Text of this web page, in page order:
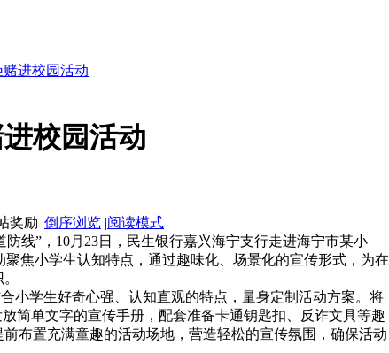
进校园活动
校园活动
|倒序浏览 |阅读模式
线”，10月23日，民生银行嘉兴海宁支行走进海宁市某小
焦小学生认知特点，通过趣味化、场景化的宣传形式，为在
学生好奇心强、认知直观的特点，量身定制活动方案。将
简单文字的宣传手册，配套准备卡通钥匙扣、反诈文具等趣
布置充满童趣的活动场地，营造轻松的宣传氛围，确保活动